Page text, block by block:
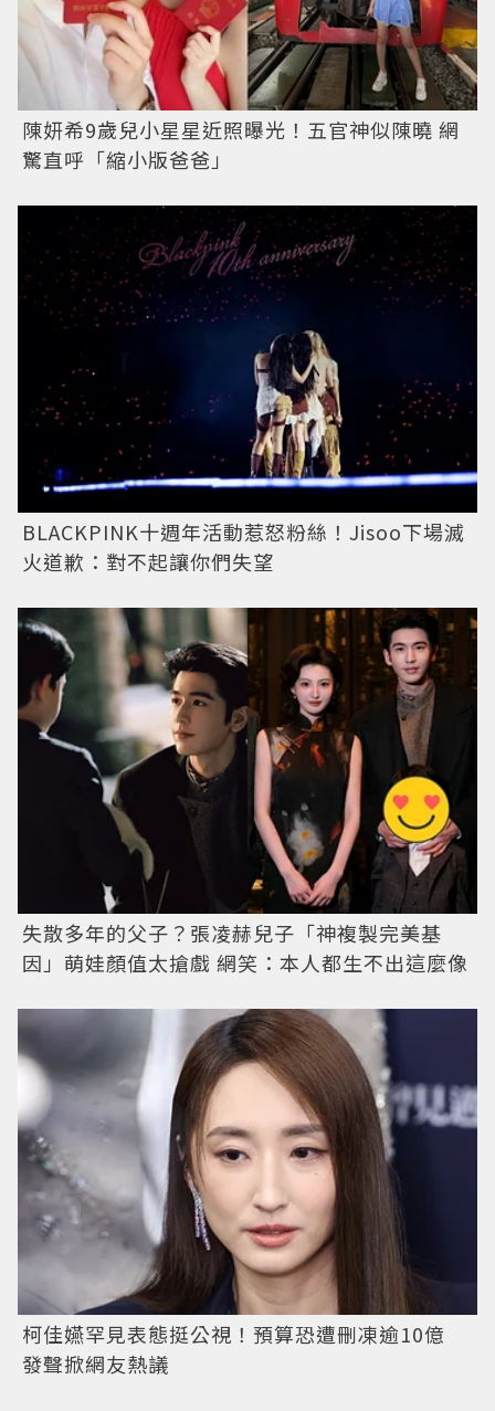
陳妍希9歲兒小星星近照曝光！五官神似陳曉 網
驚直呼「縮小版爸爸」
BLACKPINK十週年活動惹怒粉絲！Jisoo下場滅
火道歉：對不起讓你們失望
失散多年的父子？張凌赫兒子「神複製完美基
因」萌娃顏值太搶戲 網笑：本人都生不出這麼像
柯佳嬿罕見表態挺公視！預算恐遭刪凍逾10億
發聲掀網友熱議